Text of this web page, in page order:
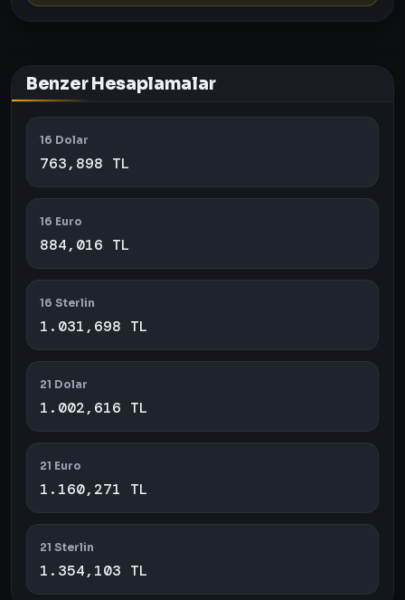
Benzer Hesaplamalar
16 Dolar
763,898 TL
16 Euro
884,016 TL
16 Sterlin
1.031,698 TL
21 Dolar
1.002,616 TL
21 Euro
1.160,271 TL
21 Sterlin
1.354,103 TL